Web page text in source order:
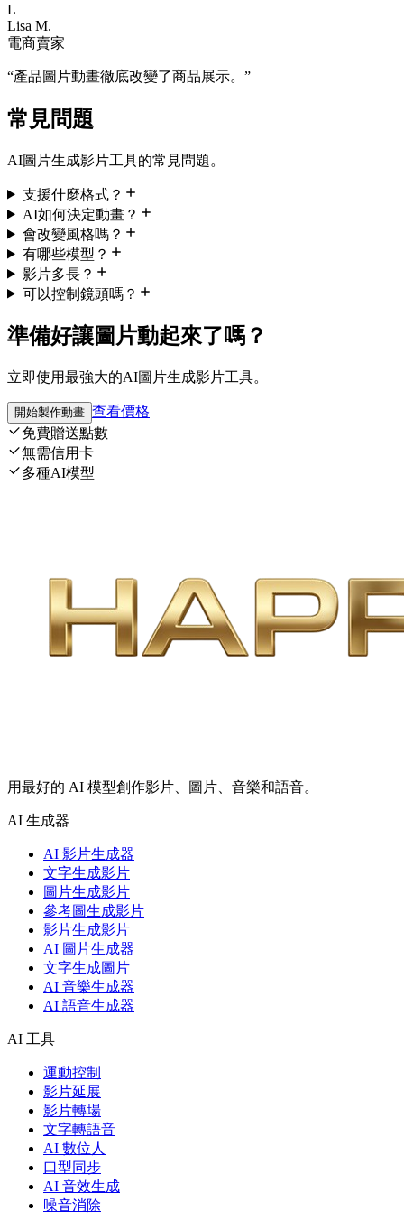
L
Lisa M.
電商賣家
“產品圖片動畫徹底改變了商品展示。 ”
常見問題
AI圖片生成影片工具的常見問題。
支援什麼格式？
AI如何決定動畫？
會改變風格嗎？
有哪些模型？
影片多長？
可以控制鏡頭嗎？
準備好讓圖片動起來了嗎？
立即使用最強大的AI圖片生成影片工具。
開始製作動畫 查看價格
免費贈送點數
無需信用卡
多種AI模型
用最好的 AI 模型創作影片、圖片、音樂和語音。
AI 生成器
AI 影片生成器
文字生成影片
圖片生成影片
參考圖生成影片
影片生成影片
AI 圖片生成器
文字生成圖片
AI 音樂生成器
AI 語音生成器
AI 工具
運動控制
影片延展
影片轉場
文字轉語音
AI 數位人
口型同步
AI 音效生成
噪音消除